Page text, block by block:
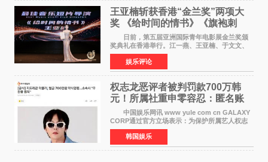
王亚楠斩获香港“金兰奖”两项大
奖 《给时间的情书》《旗袍刺
客》双双获肯定
日前，第五届亚洲国际青年电影展金兰奖颁
奖典礼在香港举行。江一燕、王亚楠、于文文、
李东学等知名演员出席活动。著名演员、导演王
亚楠凭借音乐故事片《给时间的情书》和院线电
影《旗袍刺客》
娱乐评论
权志龙恶评者被判罚款700万韩
元！所属社重申零容忍：匿名账
号也难逃刑责
中国娱乐网讯 www yule com cn GALAXY
CORP通过官方立场表示：为保护所属艺人权志
龙的名誉和权益，将持续对网络上发生的名誉损
害、散布虚假事实、侮辱、恶意诽谤等行为采取
法律应对措施。
韩国娱乐